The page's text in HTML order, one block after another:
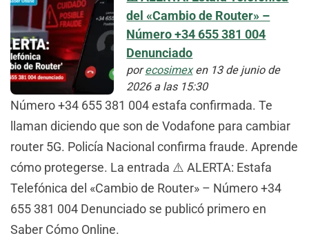
del «Cambio de Router» –
Número +34 655 381 004
Denunciado
porecosimexen 13 de junio de
2026 a las 15:30
Número +34 655 381 004 estafa confirmada. Te
llaman diciendo que son de Vodafone para cambiar
router 5G. Policía Nacional confirma fraude. Aprende
cómo protegerse. La entrada ⚠️ ALERTA: Estafa
Telefónica del «Cambio de Router» – Número +34
655 381 004 Denunciado se publicó primero en
Saber Cómo Online.